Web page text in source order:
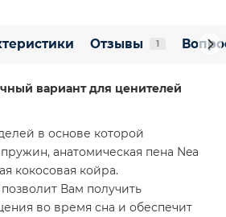
Отзывы 1
вариант для ценителей
в основе которой
анатомическая пена Nea
кокосовая койра.
Вам получить
во время сна и обеспечит